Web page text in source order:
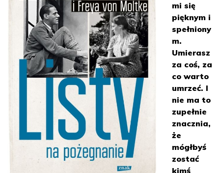
mi się
pięknym i
spełniony
m.
Umierasz
za coś, za
co warto
umrzeć. I
nie ma to
zupełnie
znacznia,
że
mógłbyś
zostać
kimś